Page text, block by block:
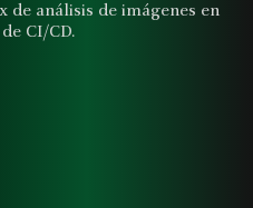
de análisis de imágenes en
CI/CD.